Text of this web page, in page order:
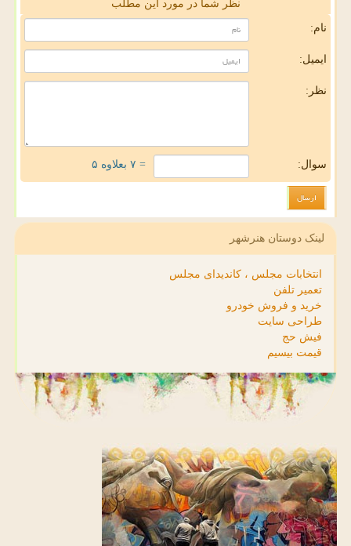
نظر شما در مورد این مطلب
نام:
ایمیل:
نظر:
سوال: = ۷ بعلاوه ۵
لینک دوستان هنرشهر
انتخابات مجلس ، کاندیدای مجلس
تعمیر تلفن
خرید و فروش خودرو
طراحی سایت
فیش حج
قیمت بیسیم